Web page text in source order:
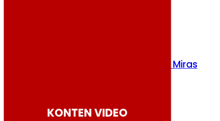
Polres Majalengka Gerebek Gudang Miras
KONTEN VIDEO